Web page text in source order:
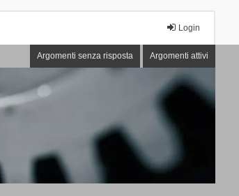
Login
Argomenti senza risposta Argomenti attivi